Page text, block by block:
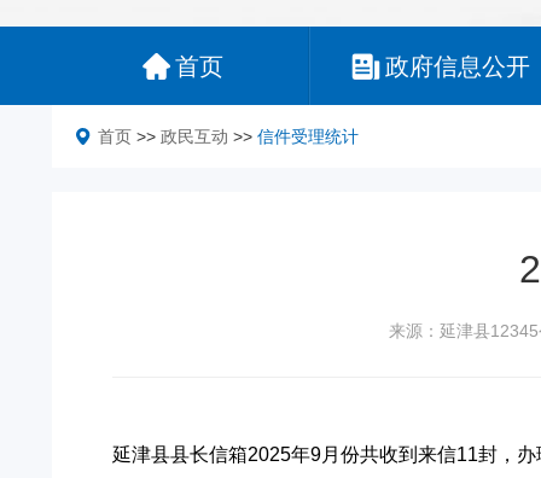
首页 政府信息公开
首页 >> 政民互动 >> 信件受理统计
来源：延津县
延津县县长信箱2025年9月份共收到来信11封，